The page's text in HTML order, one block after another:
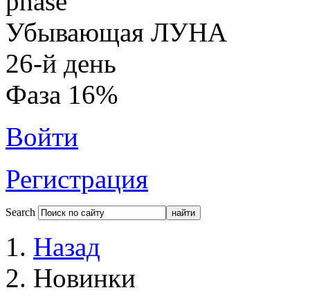
Убывающая ЛУНА
26-й день
Фаза 16%
Войти
Регистрация
Search
Назад
Новинки